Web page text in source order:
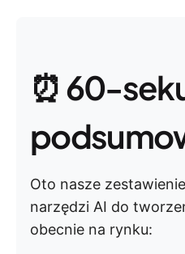
⏰ 60-
Oto nasze
narzędzi AI do
obecnie na rynku: